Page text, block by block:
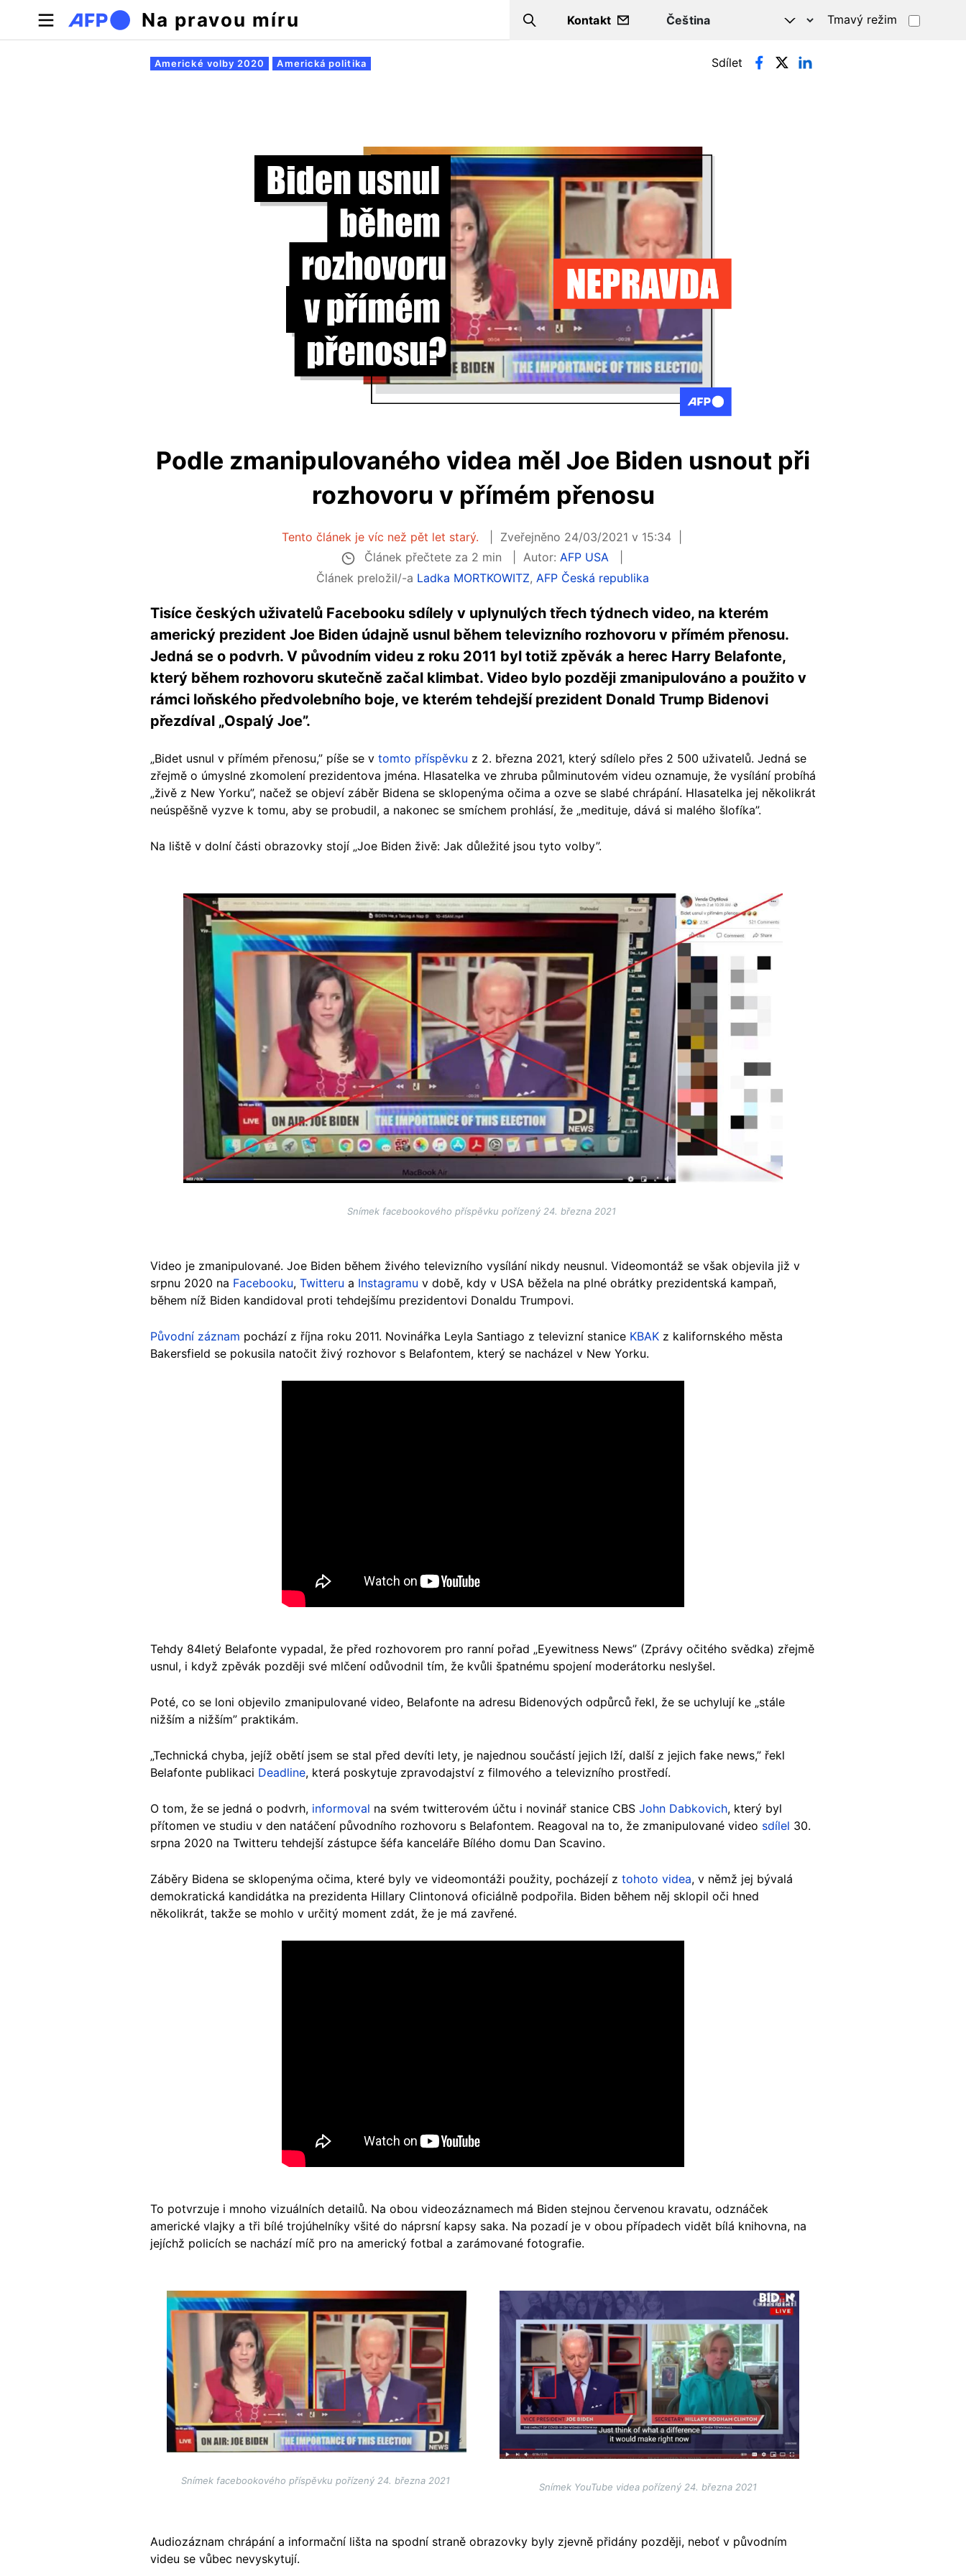
Přejít k hlavnímu obsahu
Na pravou míru Search
Kontakt Tmavý režim
Hlavní záložky
Americké volby 2020 Americká politika Sdílet
Podle zmanipulovaného videa měl Joe Biden usnout při
rozhovoru v přímém přenosu
Tento článek je víc než pět let starý.
Zveřejněno 24/03/2021 v 15:34
Článek přečtete za 2 min
Autor: AFP USA
Článek preložil/-a Ladka MORTKOWITZ, AFP Česká republika
Tisíce českých uživatelů Facebooku sdílely v uplynulých třech týdnech video, na kterém
americký prezident Joe Biden údajně usnul během televizního rozhovoru v přímém přenosu.
Jedná se o podvrh. V původním videu z roku 2011 byl totiž zpěvák a herec Harry Belafonte,
který během rozhovoru skutečně začal klimbat. Video bylo později zmanipulováno a použito v
rámci loňského předvolebního boje, ve kterém tehdejší prezident Donald Trump Bidenovi
přezdíval „Ospalý Joe”.
„Bidet usnul v přímém přenosu,” píše se v tomto příspěvku z 2. března 2021, který sdílelo přes 2 500 uživatelů. Jedná se
zřejmě o úmyslné zkomolení prezidentova jména. Hlasatelka ve zhruba půlminutovém videu oznamuje, že vysílání probíhá
„živě z New Yorku”, načež se objeví záběr Bidena se sklopenýma očima a ozve se slabé chrápání. Hlasatelka jej několikrát
neúspěšně vyzve k tomu, aby se probudil, a nakonec se smíchem prohlásí, že „medituje, dává si malého šlofíka”.
Na liště v dolní části obrazovky stojí „Joe Biden živě: Jak důležité jsou tyto volby”.
Image
Snímek facebookového příspěvku pořízený 24. března 2021
Video je zmanipulované. Joe Biden během živého televizního vysílání nikdy neusnul. Videomontáž se však objevila již v
srpnu 2020 na Facebooku, Twitteru a Instagramu v době, kdy v USA běžela na plné obrátky prezidentská kampaň,
během níž Biden kandidoval proti tehdejšímu prezidentovi Donaldu Trumpovi.
Původní záznam pochází z října roku 2011. Novinářka Leyla Santiago z televizní stanice KBAK z kalifornského města
Bakersfield se pokusila natočit živý rozhovor s Belafontem, který se nacházel v New Yorku.
Tehdy 84letý Belafonte vypadal, že před rozhovorem pro ranní pořad „Eyewitness News” (Zprávy očitého svědka) zřejmě
usnul, i když zpěvák později své mlčení odůvodnil tím, že kvůli špatnému spojení moderátorku neslyšel.
Poté, co se loni objevilo zmanipulované video, Belafonte na adresu Bidenových odpůrců řekl, že se uchylují ke „stále
nižším a nižším” praktikám.
„Technická chyba, jejíž obětí jsem se stal před devíti lety, je najednou součástí jejich lží, další z jejich fake news,” řekl
Belafonte publikaci Deadline, která poskytuje zpravodajství z filmového a televizního prostředí.
O tom, že se jedná o podvrh, informoval na svém twitterovém účtu i novinář stanice CBS John Dabkovich, který byl
přítomen ve studiu v den natáčení původního rozhovoru s Belafontem. Reagoval na to, že zmanipulované video sdílel 30.
srpna 2020 na Twitteru tehdejší zástupce šéfa kanceláře Bílého domu Dan Scavino.
Záběry Bidena se sklopenýma očima, které byly ve videomontáži použity, pocházejí z tohoto videa, v němž jej bývalá
demokratická kandidátka na prezidenta Hillary Clintonová oficiálně podpořila. Biden během něj sklopil oči hned
několikrát, takže se mohlo v určitý moment zdát, že je má zavřené.
To potvrzuje i mnoho vizuálních detailů. Na obou videozáznamech má Biden stejnou červenou kravatu, odznáček
americké vlajky a tři bílé trojúhelníky všité do náprsní kapsy saka. Na pozadí je v obou případech vidět bílá knihovna, na
jejíchž policích se nachází míč pro na americký fotbal a zarámované fotografie.
Image
Snímek facebookového příspěvku pořízený 24. března 2021
Image
Snímek YouTube videa pořízený 24. března 2021
Audiozáznam chrápání a informační lišta na spodní straně obrazovky byly zjevně přidány později, neboť v původním
videu se vůbec nevyskytují.